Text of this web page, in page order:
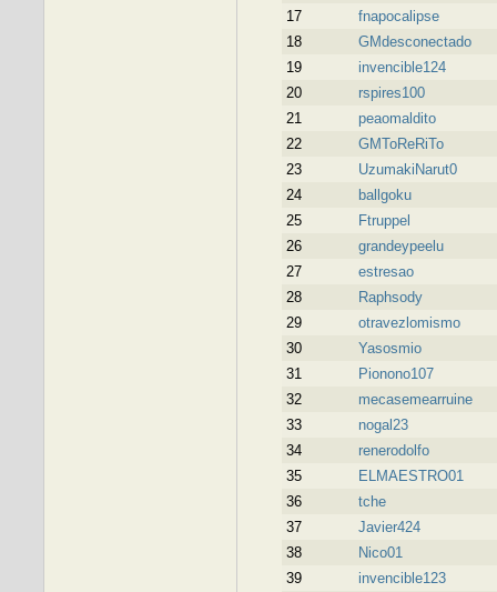
17
fnapocalipse
18
GMdesconectado
19
invencible124
20
rspires100
21
peaomaldito
22
GMToReRiTo
23
UzumakiNarut0
24
ballgoku
25
Ftruppel
26
grandeypeelu
27
estresao
28
Raphsody
29
otravezlomismo
30
Yasosmio
31
Pionono107
32
mecasemearruine
33
nogal23
34
renerodolfo
35
ELMAESTRO01
36
tche
37
Javier424
38
Nico01
39
invencible123